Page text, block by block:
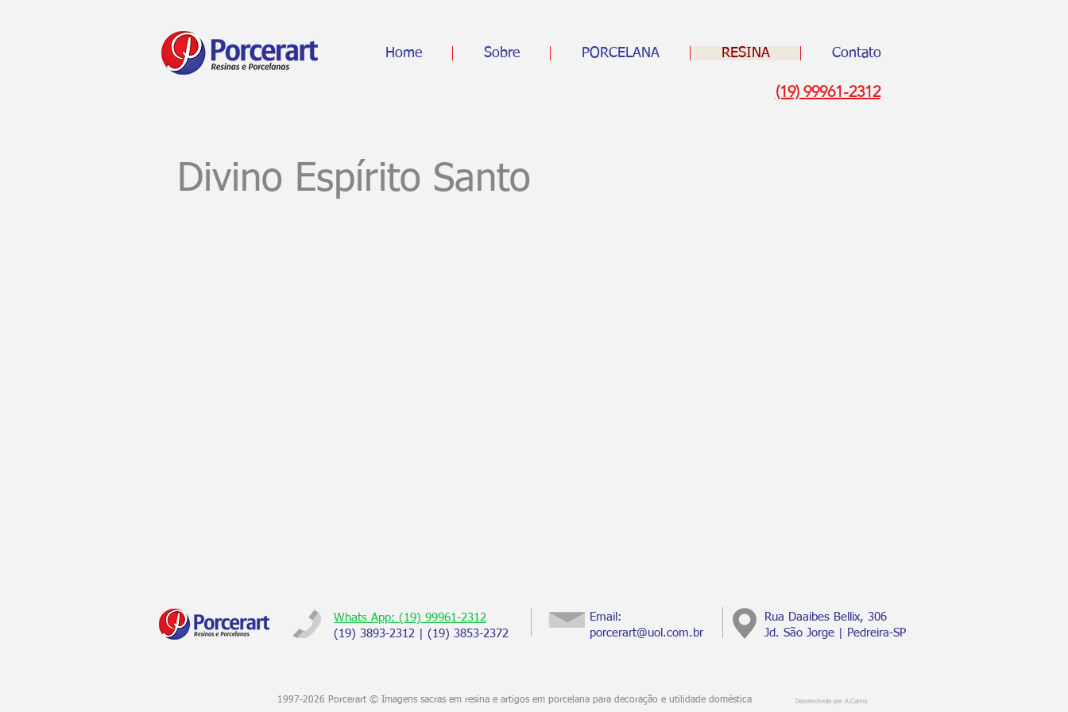
Home Sobre PORCELANA RESINA Contato
(19) 99961-2312
Divino Espírito Santo
Whats App: (19) 99961-2312
(19) 3893-2312 | (19) 3853-2372
Email:
porcerart@uol.com.br
Rua Daaibes Bellix, 306
Jd. São Jorge | Pedreira-SP
1997-2026 Porcerart © Imagens sacras em resina e artigos em porcelana para decoração e utilidade doméstica Desenvolvido por A.Camis